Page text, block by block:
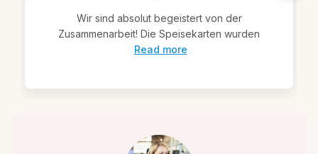
Wir sind absolut begeistert von der
Zusammenarbeit! Die Speisekarten wurden
Read more